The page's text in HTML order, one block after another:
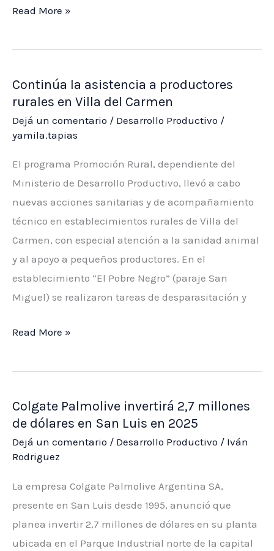
Fortalecen
sanidad
en
Nogolí
con
asesoramiento
técnico
a
productores
Read More »
Continúa la asistencia a productores
rurales en Villa del Carmen
Dejá un comentario / Desarrollo Productivo /
yamila.tapias
El programa Promoción Rural, dependiente del
Ministerio de Desarrollo Productivo, llevó a cabo
nuevas acciones sanitarias y de acompañamiento
técnico en establecimientos rurales de Villa del
Carmen, con especial atención a la sanidad animal
y al apoyo a pequeños productores. En el
establecimiento “El Pobre Negro” (paraje San
Miguel) se realizaron tareas de desparasitación y
Continúa
asistencia
productores
rurales
en
Villa
del
Carmen
Read More »
Colgate Palmolive invertirá 2,7 millones
de dólares en San Luis en 2025
Dejá un comentario / Desarrollo Productivo / Iván
Rodriguez
La empresa Colgate Palmolive Argentina SA,
presente en San Luis desde 1995, anunció que
planea invertir 2,7 millones de dólares en su planta
ubicada en el Parque Industrial norte de la capital